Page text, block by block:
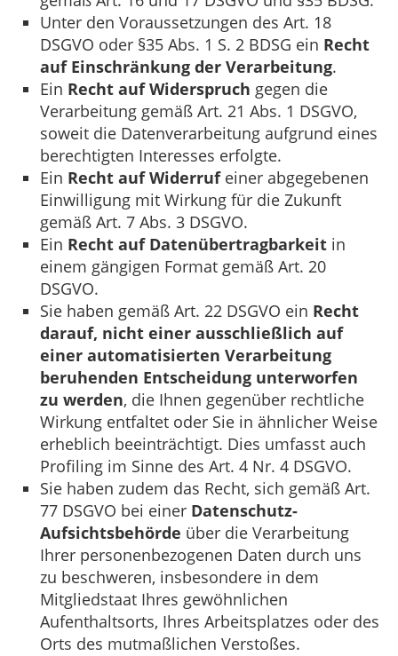
Unter den Voraussetzungen des Art. 18
DSGVO oder §35 Abs. 1 S. 2 BDSG ein Recht
auf Einschränkung der Verarbeitung.
Ein Recht auf Widerspruch gegen die
Verarbeitung gemäß Art. 21 Abs. 1 DSGVO,
soweit die Datenverarbeitung aufgrund eines
berechtigten Interesses erfolgte.
Ein Recht auf Widerrufeiner abgegebenen
Einwilligung mit Wirkung für die Zukunft
gemäß Art. 7 Abs. 3 DSGVO.
Ein Recht auf Datenübertragbarkeit in
einem gängigen Format gemäß Art. 20
DSGVO.
Sie haben gemäß Art. 22 DSGVO ein Recht
darauf, nicht einer ausschließlich auf
einer automatisierten Verarbeitung
beruhenden Entscheidung unterworfen
zu werden, die Ihnen gegenüber rechtliche
Wirkung entfaltet oder Sie in ähnlicher Weise
erheblich beeinträchtigt. Dies umfasst auch
Profiling im Sinne des Art. 4 Nr. 4 DSGVO.
Sie haben zudem das Recht, sich gemäß Art.
77 DSGVO bei einer Datenschutz-
Aufsichtsbehörde über die Verarbeitung
Ihrer personenbezogenen Daten durch uns
zu beschweren, insbesondere in dem
Mitgliedstaat Ihres gewöhnlichen
Aufenthaltsorts, Ihres Arbeitsplatzes oder des
Orts des mutmaßlichen Verstoßes.